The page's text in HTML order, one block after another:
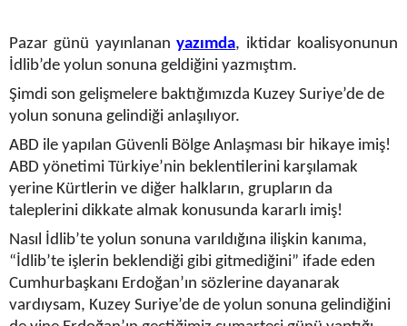
Pazar günü yayınlananyazımda, iktidar koalisyonunun
İdlib’de yolun sonuna geldiğini yazmıştım.
Şimdi son gelişmelere baktığımızda Kuzey Suriye’de de
yolun sonuna gelindiği anlaşılıyor.
ABD ile yapılan Güvenli Bölge Anlaşması bir hikaye imiş!
ABD yönetimi Türkiye’nin beklentilerini karşılamak
yerine Kürtlerin ve diğer halkların, grupların da
taleplerini dikkate almak konusunda kararlı imiş!
Nasıl İdlib’te yolun sonuna varıldığına ilişkin kanıma,
“İdlib’te işlerin beklendiği gibi gitmediğini” ifade eden
Cumhurbaşkanı Erdoğan’ın sözlerine dayanarak
vardıysam, Kuzey Suriye’de de yolun sonuna gelindiğini